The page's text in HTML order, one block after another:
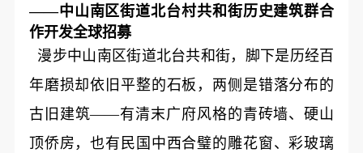
——中山南区街道北台村共和街历史建筑群合
作开发全球招募
漫步中山南区街道北台共和街，脚下是历经百
年磨损却依旧平整的石板，两侧是错落分布的
古旧建筑——有清末广府风格的青砖墙、硬山
顶侨房，也有民国中西合璧的雕花窗、彩玻璃